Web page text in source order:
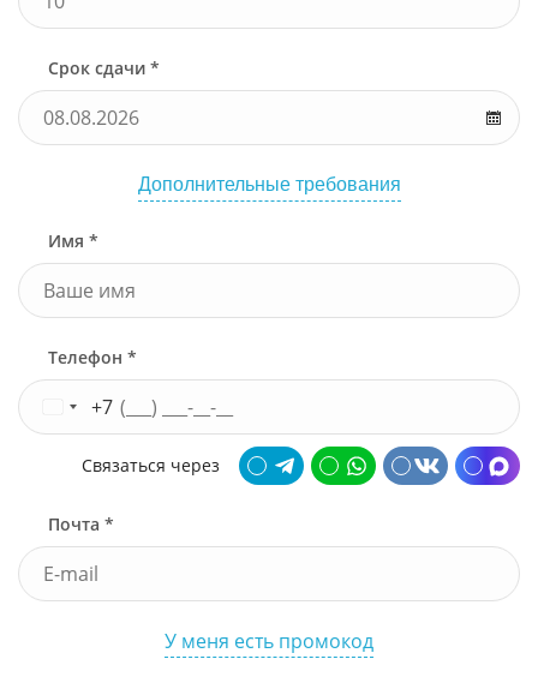
Срок сдачи *
Дополнительные требования
Имя *
Телефон *
+7
Связаться через
Почта *
У меня есть промокод